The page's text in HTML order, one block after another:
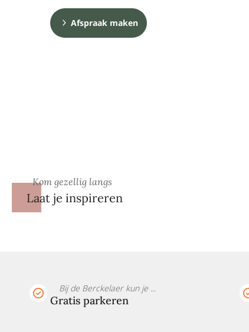
Afspraak maken
Kom gezellig langs
Laat je inspireren
Bij de Berckelaer kun je ...
Gratis parkeren